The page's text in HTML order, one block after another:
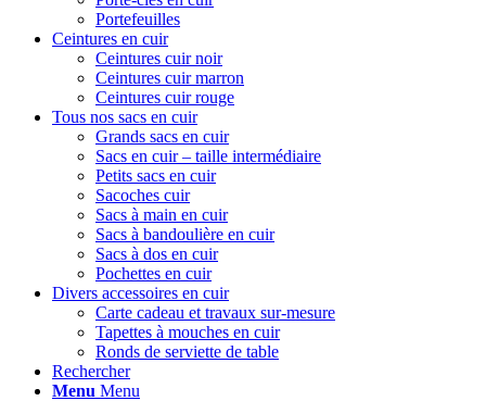
Portefeuilles
Ceintures en cuir
Ceintures cuir noir
Ceintures cuir marron
Ceintures cuir rouge
Tous nos sacs en cuir
Grands sacs en cuir
Sacs en cuir – taille intermédiaire
Petits sacs en cuir
Sacoches cuir
Sacs à main en cuir
Sacs à bandoulière en cuir
Sacs à dos en cuir
Pochettes en cuir
Divers accessoires en cuir
Carte cadeau et travaux sur-mesure
Tapettes à mouches en cuir
Ronds de serviette de table
Rechercher
Menu Menu